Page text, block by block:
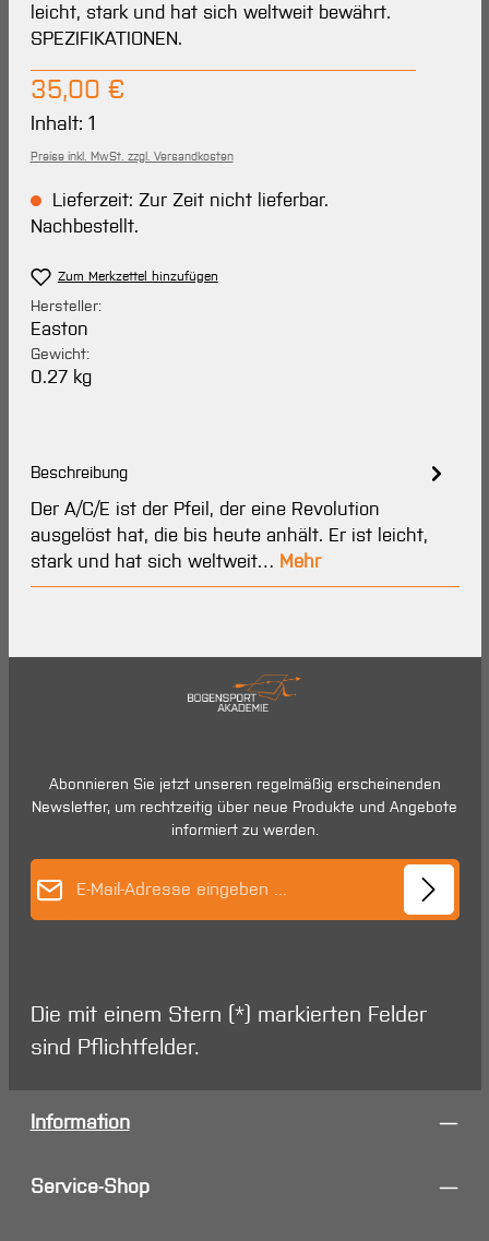
leicht, stark und hat sich weltweit bewährt.
SPEZIFIKATIONEN.
Regulärer Preis:
35,00 €
Inhalt: 1
Preise inkl. MwSt. zzgl. Versandkosten
Lieferzeit: Zur Zeit nicht lieferbar.
Nachbestellt.
Zum Merkzettel hinzufügen
Hersteller:
Easton
Gewicht:
0.27 kg
Beschreibung
Der A/C/E ist der Pfeil, der eine Revolution
ausgelöst hat, die bis heute anhält. Er ist leicht,
stark und hat sich weltweit… Mehr
Abonnieren Sie jetzt unseren regelmäßig erscheinenden
Newsletter, um rechtzeitig über neue Produkte und Angebote
informiert zu werden.
Die mit einem Stern (*) markierten Felder
sind Pflichtfelder.
Information
Service-Shop